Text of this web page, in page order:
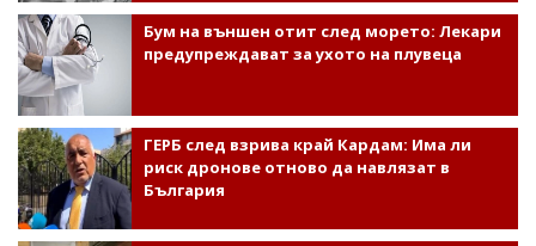
Бум на външен отит след морето: Лекари
предупреждават за ухото на плувеца
ГЕРБ след взрива край Кардам: Има ли
риск дронове отново да навлязат в
България